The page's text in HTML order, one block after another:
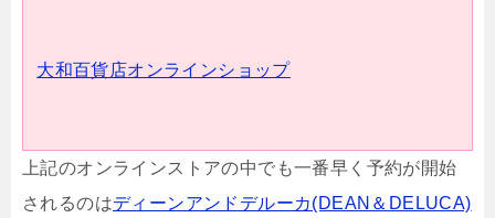
大和百貨店オンラインショップ
上記のオンラインストアの中でも一番早く予約が開始
されるのはディーンアンドデルーカ(DEAN＆DELUCA)